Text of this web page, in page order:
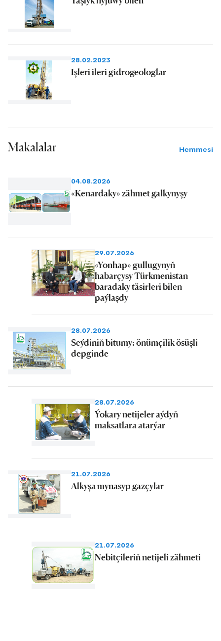
28.02.2023
Işleri ileri gidrogeologlar
Makalalar Hemmesi
04.08.2026
«Kenardaky» zähmet galkynyşy
29.07.2026
«Yonhap» gullugynyň
habarçysy Türkmenistan
baradaky täsirleri bilen
paýlaşdy
28.07.2026
Seýdiniň bitumy: önümçilik ösüşli
depginde
28.07.2026
Ýokary netijeler aýdyň
maksatlara atarýar
21.07.2026
Alkyşa mynasyp gazçylar
21.07.2026
Nebitçileriň netijeli zähmeti